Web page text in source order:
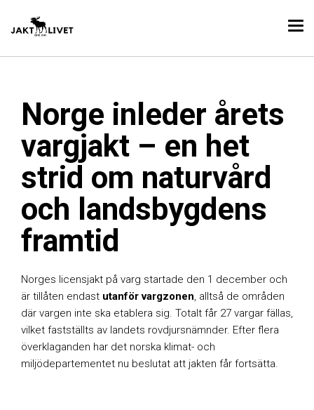
Norge inleder årets
vargjakt – en het
strid om naturvård
och landsbygdens
framtid
Norges licensjakt på varg startade den 1 december och
är tillåten endast utanför vargzonen, alltså de områden
där vargen inte ska etablera sig. Totalt får 27 vargar fällas,
vilket fastställts av landets rovdjursnämnder. Efter flera
överklaganden har det norska klimat- och
miljödepartementet nu beslutat att jakten får fortsätta.